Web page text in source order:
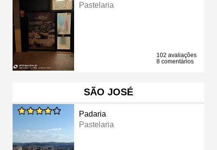
Pastelaria
102 avaliações
8 comentários
SÃO JOSÉ
Padaria
Pastelaria